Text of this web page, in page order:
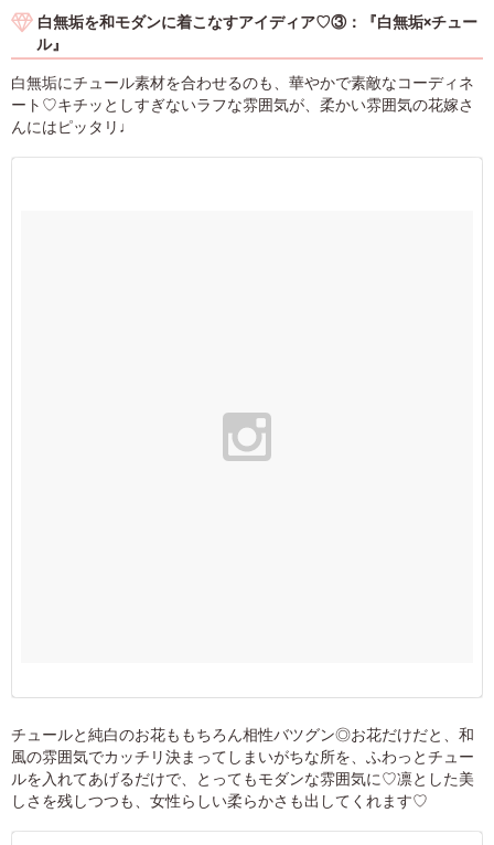
白無垢を和モダンに着こなすアイディア♡③：『白無垢×チュー
ル』
白無垢にチュール素材を合わせるのも、華やかで素敵なコーディネ
ート♡キチッとしすぎないラフな雰囲気が、柔かい雰囲気の花嫁さ
んにはピッタリ♩
チュールと純白のお花ももちろん相性バツグン◎お花だけだと、和
風の雰囲気でカッチリ決まってしまいがちな所を、ふわっとチュー
ルを入れてあげるだけで、とってもモダンな雰囲気に♡凛とした美
しさを残しつつも、女性らしい柔らかさも出してくれます♡